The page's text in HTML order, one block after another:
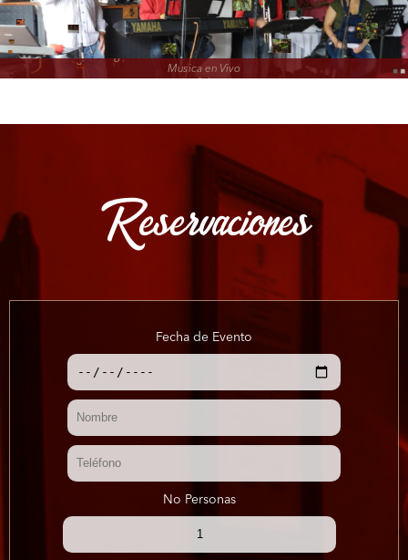
Disfrute del mejor ambiente colonial para sus eventos o reuniones donde usted
y sus invitados serán atendidos con sobriedad, distinción y calidez.
Reservaciones
Fecha de Evento
No Personas